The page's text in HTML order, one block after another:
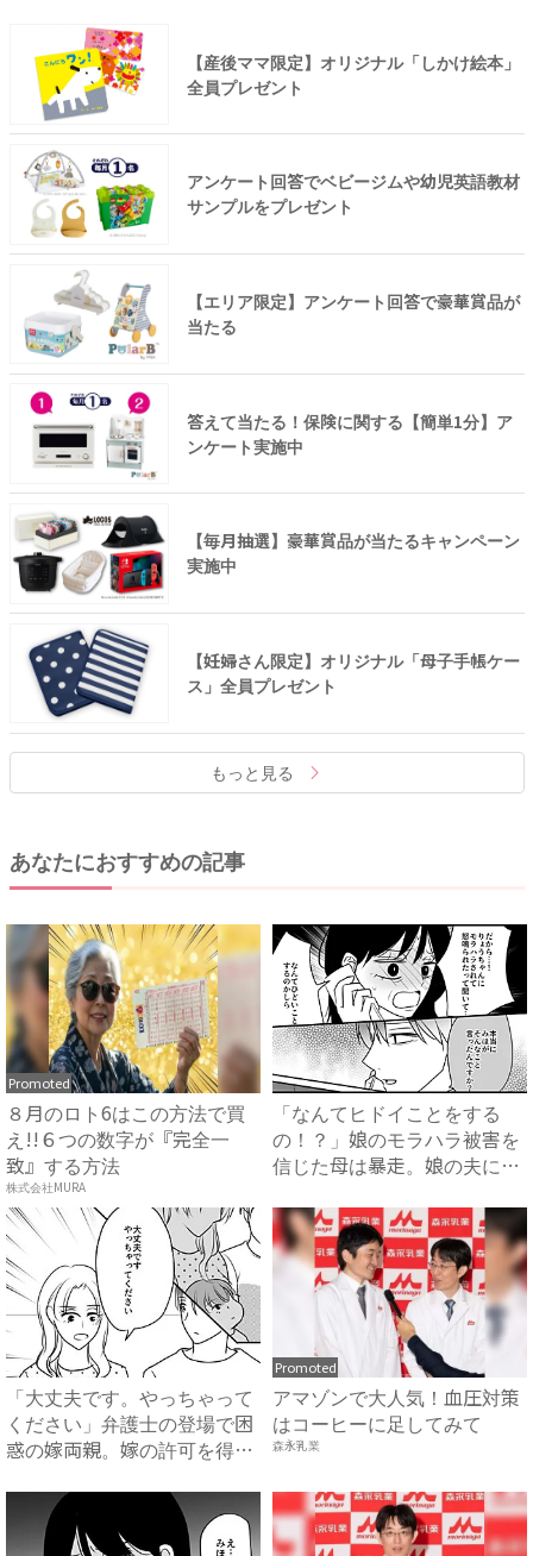
【産後ママ限定】オリジナル「しかけ絵本」
全員プレゼント
アンケート回答でベビージムや幼児英語教材
サンプルをプレゼント
【エリア限定】アンケート回答で豪華賞品が
当たる
答えて当たる！保険に関する【簡単1分】ア
ンケート実施中
【毎月抽選】豪華賞品が当たるキャンペーン
実施中
【妊婦さん限定】オリジナル「母子手帳ケー
ス」全員プレゼント
もっと見る
あなたにおすすめの記事
Promoted
８月のロト6はこの方法で買
え!!６つの数字が『完全一
致』する方法
株式会社MURA
「なんてヒドイことをする
の！？」娘のモラハラ被害を
信じた母は暴走。娘の夫に電
「大丈夫です。やっちゃって
ください」弁護士の登場で困
惑の嫁両親。嫁の許可を得た
Promoted
アマゾンで大人気！血圧対策
はコーヒーに足してみて
森永乳業